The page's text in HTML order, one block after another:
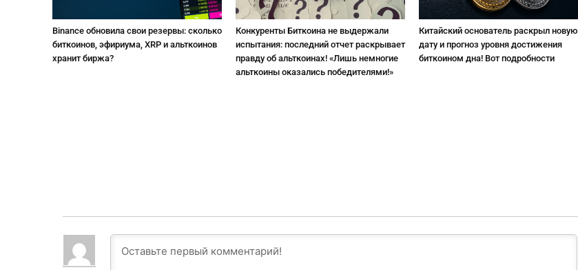
Binance обновила свои резервы: сколько
биткоинов, эфириума, XRP и альткоинов
хранит биржа?
Конкуренты Биткоина не выдержали
испытания: последний отчет раскрывает
правду об альткоинах! «Лишь немногие
альткоины оказались победителями!»
Китайский основатель раскрыл новую
дату и прогноз уровня достижения
биткоином дна! Вот подробности